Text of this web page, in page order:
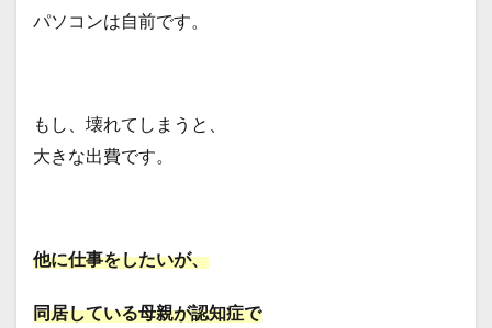
パソコンは自前です。
もし、壊れてしまうと、
大きな出費です。
他に仕事をしたいが、
同居している母親が認知症で